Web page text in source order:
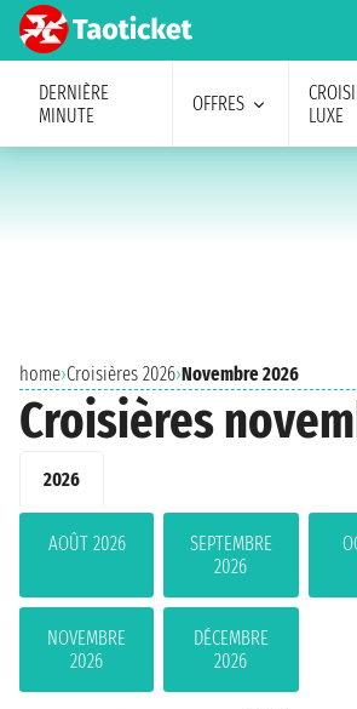
DERNIÈRE
MINUTE
OFFRES
LUXE
home›Croisières 2026›Novembre 2026
Croisières
2026
AOÛT 2026
SEPTEMBRE
2026
NOVEMBRE
2026
DÉCEMBRE
2026